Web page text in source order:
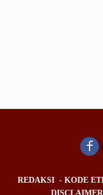
REDAKSI KODE
DISCLAIMER